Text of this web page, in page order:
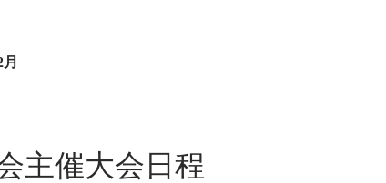
主催大会日程